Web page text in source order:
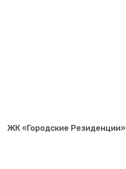
ЖК «Городские Резиденции»